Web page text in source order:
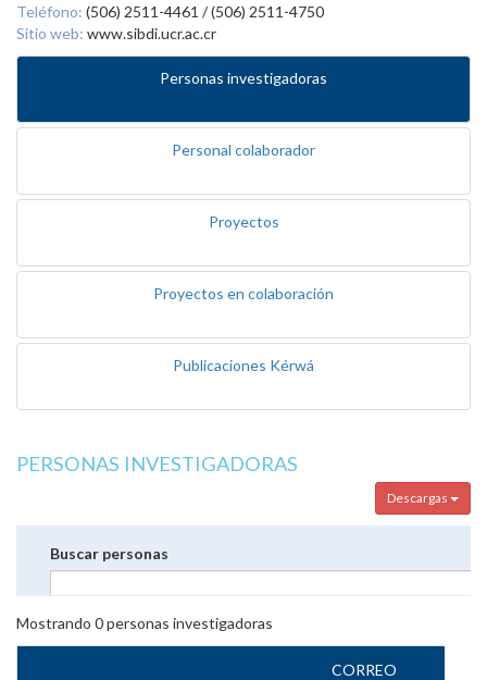
Teléfono: (506) 2511-4461 / (506) 2511-4750
Sitio web: www.sibdi.ucr.ac.cr
Personas investigadoras
Personal colaborador
Proyectos
Proyectos en colaboración
Publicaciones Kérwá
PERSONAS INVESTIGADORAS
Descargas
Buscar personas
Mostrando 0personas investigadoras
CORREO